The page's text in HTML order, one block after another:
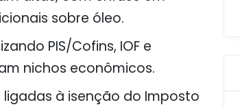
sobre óleo.
PIS/Cofins, IOF e
nichos econômicos.
ligadas à isenção do Imposto